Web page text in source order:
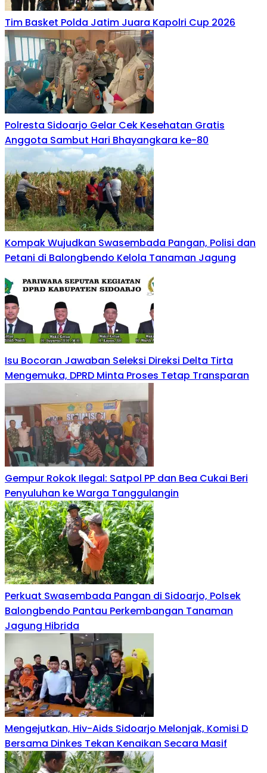
Tim Basket Polda Jatim Juara Kapolri Cup 2026
Polresta Sidoarjo Gelar Cek Kesehatan Gratis
Anggota Sambut Hari Bhayangkara ke-80
Kompak Wujudkan Swasembada Pangan, Polisi dan
Petani di Balongbendo Kelola Tanaman Jagung
Isu Bocoran Jawaban Seleksi Direksi Delta Tirta
Mengemuka, DPRD Minta Proses Tetap Transparan
Gempur Rokok Ilegal: Satpol PP dan Bea Cukai Beri
Penyuluhan ke Warga Tanggulangin
Perkuat Swasembada Pangan di Sidoarjo, Polsek
Balongbendo Pantau Perkembangan Tanaman
Jagung Hibrida
Mengejutkan, Hiv-Aids Sidoarjo Melonjak, Komisi D
Bersama Dinkes Tekan Kenaikan Secara Masif